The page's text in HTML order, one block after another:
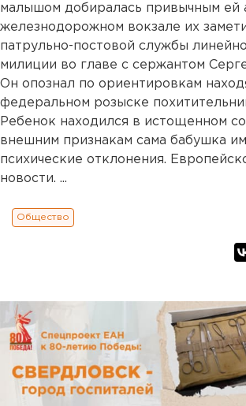
малышом добиралась привычным ей
железнодорожном вокзале их
патрульно-постовой службы
милиции во главе с сержантом
Он опознал по ориентировкам
федеральном розыске
Ребенок находился в истощенном
внешним признакам сама бабушка
психические отклонения.
новости. ...
Общество